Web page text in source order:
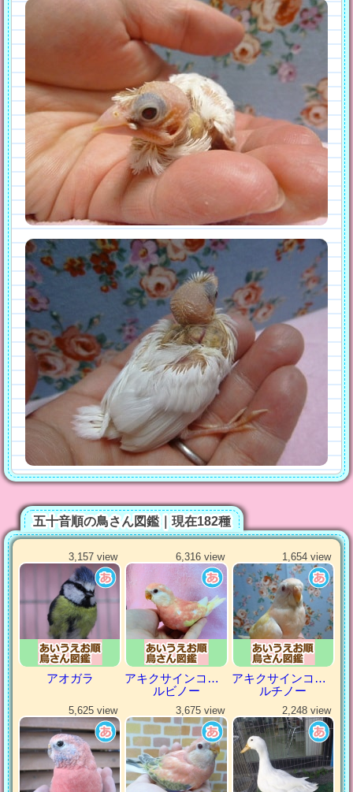
五十音順の鳥さん図鑑｜現在182種
3,157 view
アオガラ
6,316 view
アキクサインコ（秋草インコ）
ルビノー
1,654 view
アキクサインコ（秋草インコ）
ルチノー
5,625 view 3,675 view 2,248 view